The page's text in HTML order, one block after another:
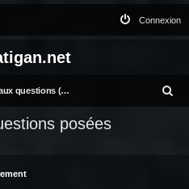
Connexion
Foire aux questions (Questions posées fréquemment)
posées